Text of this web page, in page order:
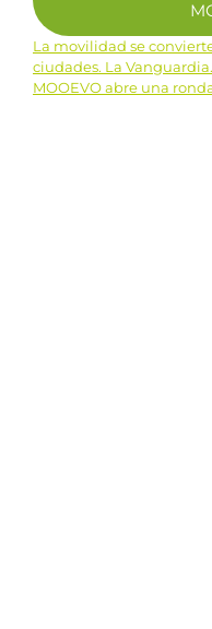
La movilidad se
ciudades. La Vanguardia.
MOOEVO abre una